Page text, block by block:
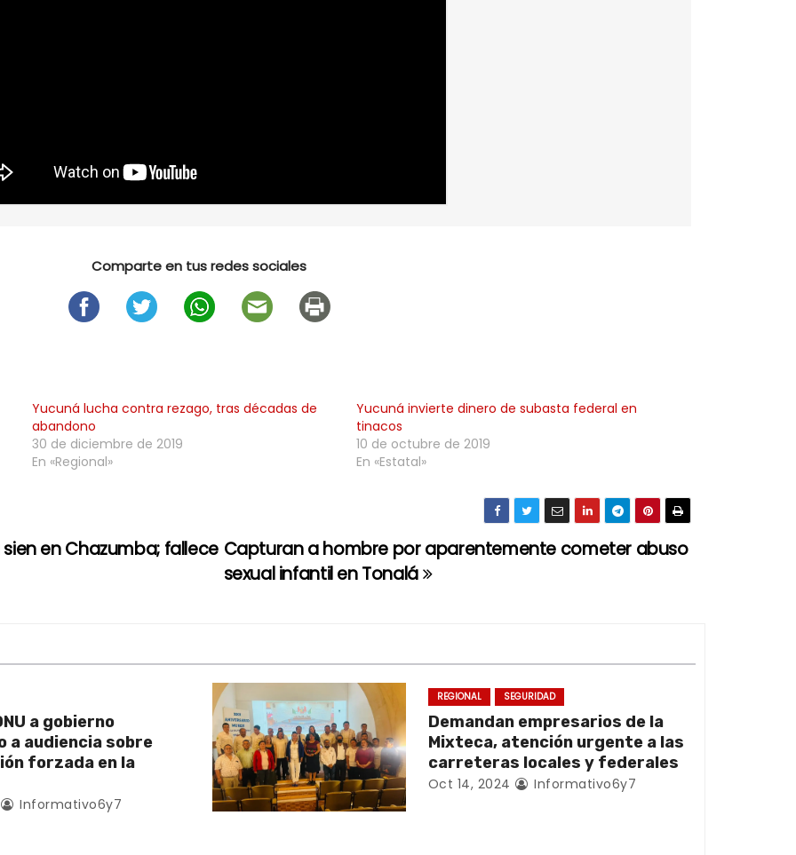
Comparte en tus redes sociales
Yucuná lucha contra rezago, tras décadas de
abandono
30 de diciembre de 2019
En «Regional»
Yucuná invierte dinero de subasta federal en
tinacos
10 de octubre de 2019
En «Estatal»
Capturan a hombre por aparentemente cometer abuso
sexual infantil en Tonalá
en Chazumba; fallece
a gobierno
a audiencia sobre
forzada en la
Informativo6y7
REGIONAL SEGURIDAD
Demandan empresarios de la
Mixteca, atención urgente a las
carreteras locales y federales
Oct 14, 2024 Informativo6y7